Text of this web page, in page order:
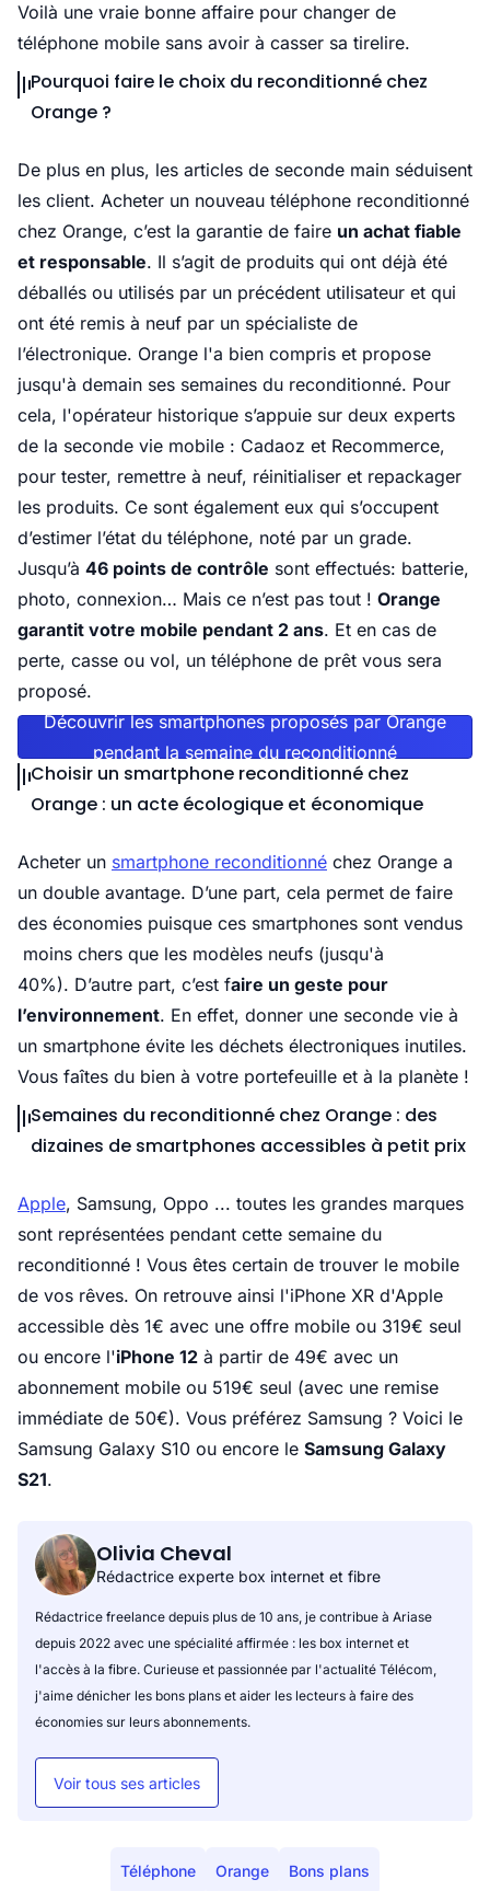
Voilà une vraie bonne affaire pour changer de
téléphone mobile sans avoir à casser sa tirelire.
Pourquoi faire le choix du reconditionné chez
Orange ?
De plus en plus, les articles de seconde main séduisent
les client. Acheter un nouveau téléphone reconditionné
chez Orange, c’est la garantie de faire un achat fiable
et responsable. Il s’agit de produits qui ont déjà été
déballés ou utilisés par un précédent utilisateur et qui
ont été remis à neuf par un spécialiste de
l’électronique. Orange l'a bien compris et propose
jusqu'à demain ses semaines du reconditionné. Pour
cela, l'opérateur historique s’appuie sur deux experts
de la seconde vie mobile : Cadaoz et Recommerce,
pour tester, remettre à neuf, réinitialiser et repackager
les produits. Ce sont également eux qui s’occupent
d’estimer l’état du téléphone, noté par un grade.
Jusqu’à 46 points de contrôle sont effectués: batterie,
photo, connexion… Mais ce n’est pas tout ! Orange
garantit votre mobile pendant 2 ans. Et en cas de
perte, casse ou vol, un téléphone de prêt vous sera
proposé.
Découvrir les smartphones proposés par Orange
pendant la semaine du reconditionné
Choisir un smartphone reconditionné chez
Orange : un acte écologique et économique
Acheter un smartphone reconditionné chez Orange a
un double avantage. D’une part, cela permet de faire
des économies puisque ces smartphones sont vendus
moins chers que les modèles neufs (jusqu'à
40%). D’autre part, c’est faire un geste pour
l’environnement. En effet, donner une seconde vie à
un smartphone évite les déchets électroniques inutiles.
Vous faîtes du bien à votre portefeuille et à la planète !
Semaines du reconditionné chez Orange : des
dizaines de smartphones accessibles à petit prix
Apple, Samsung, Oppo ... toutes les grandes marques
sont représentées pendant cette semaine du
reconditionné ! Vous êtes certain de trouver le mobile
de vos rêves. On retrouve ainsi l'iPhone XR d'Apple
accessible dès 1€ avec une offre mobile ou 319€ seul
ou encore l'iPhone 12 à partir de 49€ avec un
abonnement mobile ou 519€ seul (avec une remise
immédiate de 50€). Vous préférez Samsung ? Voici le
Samsung Galaxy S10 ou encore le Samsung Galaxy
S21.
Olivia Cheval
Rédactrice experte box internet et fibre
Rédactrice freelance depuis plus de 10 ans, je contribue à Ariase
depuis 2022 avec une spécialité affirmée : les box internet et
l'accès à la fibre. Curieuse et passionnée par l'actualité Télécom,
j'aime dénicher les bons plans et aider les lecteurs à faire des
économies sur leurs abonnements.
Voir tous ses articles
Téléphone Orange Bons plans